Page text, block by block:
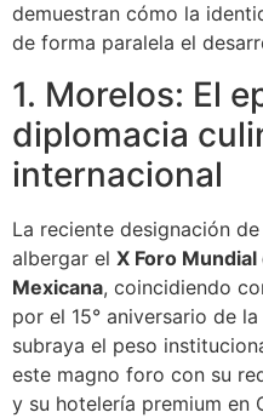
demuestran cómo la
de forma paralela el
1. Morelos: El
diplomacia
internacional
La reciente designación
albergar el X Foro
Mexicana, coincidiendo
por el 15° aniversario de
subraya el peso
este magno foro con su
y su hotelería premium en